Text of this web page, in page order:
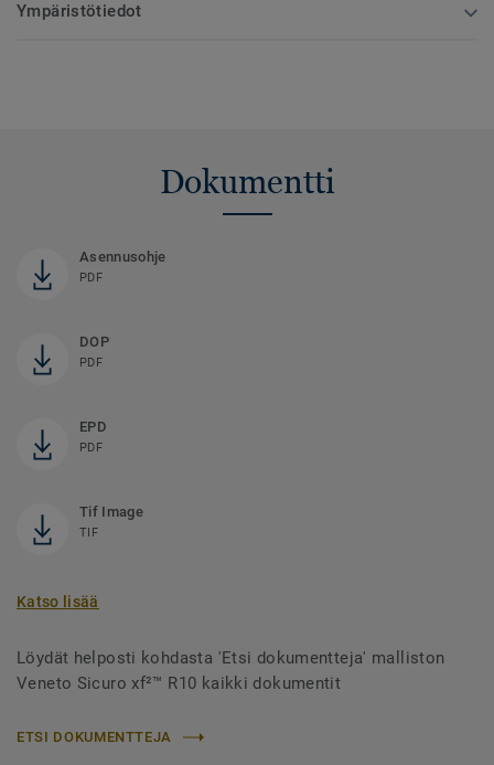
Ympäristötiedot
Dokumentti
Asennusohje
PDF
DOP
PDF
EPD
PDF
Tif Image
TIF
Katso lisää
Löydät helposti kohdasta 'Etsi dokumentteja' malliston
Veneto Sicuro xf²™ R10 kaikki dokumentit
ETSI DOKUMENTTEJA